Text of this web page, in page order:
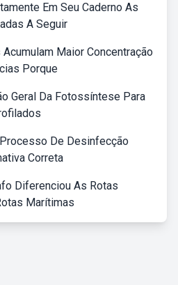
Em Seu Caderno As
A Seguir
Maior Concentração
Porque
Geral Da Fotossíntese Para
De Desinfecção
Correta
Diferenciou As Rotas
Marítimas